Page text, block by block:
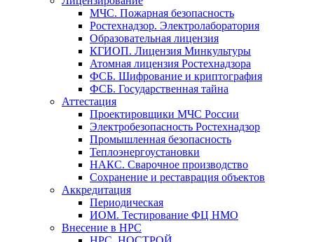
МЧС. Пожарная безопасность
Ростехнадзор. Электролаборатория
Образовательная лицензия
КГИОП. Лицензия Минкультуры
Атомная лицензия Ростехнадзора
ФСБ. Шифрование и криптография
ФСБ. Государственная тайна
Аттестация
Проектировщики МЧС России
Электробезопасность Ростехнадзор
Промышленная безопасность
Теплоэнергоустановки
НАКС. Сварочное производство
Сохранение и реставрация объектов
Аккредитация
Периодическая
ИОМ. Тестирование ФЦ НМО
Внесение в НРС